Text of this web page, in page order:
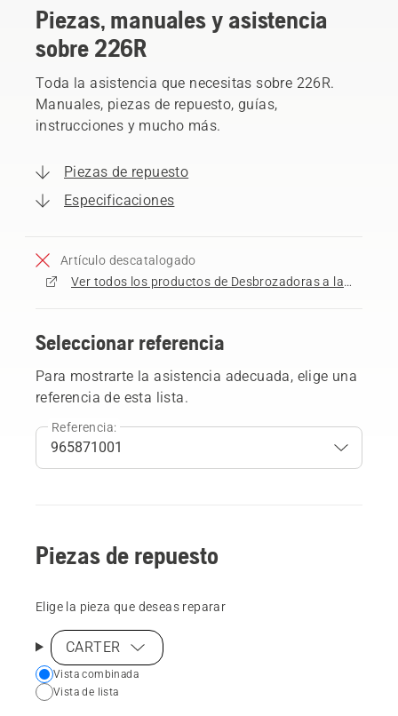
Piezas, manuales y asistencia
sobre 226R
Toda la asistencia que necesitas sobre 226R.
Manuales, piezas de repuesto, guías,
instrucciones y mucho más.
Piezas de repuesto
Especificaciones
Artículo descatalogado
Ver todos los productos de Desbrozadoras a la venta
Seleccionar referencia
Para mostrarte la asistencia adecuada, elige una
referencia de esta lista.
Referencia:
Piezas de repuesto
Elige la pieza que deseas reparar
CARTER
Choose
your
Vista combinada
Vista de lista